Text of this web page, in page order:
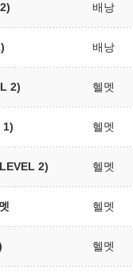
배낭
배낭
2) 헬멧
1) 헬멧
2) 헬멧
헬멧
헬멧